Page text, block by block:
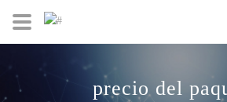
precio del